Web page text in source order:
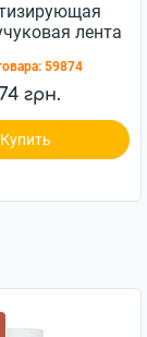
лента
59874
грн.
Купить